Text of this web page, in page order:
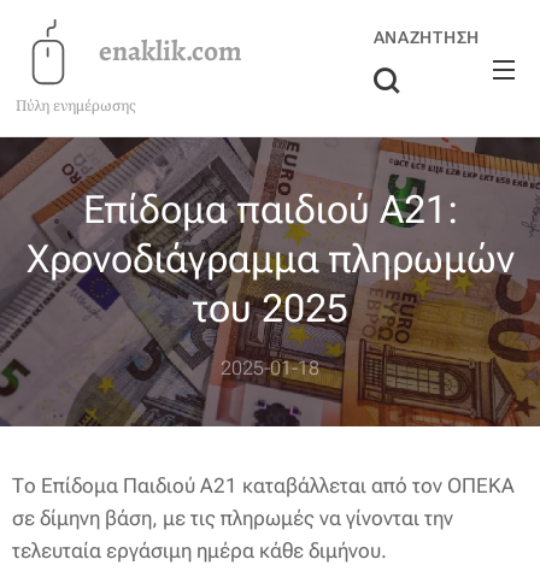
enaklik.com
Πύλη ενημέρωσης
ΑΝΑΖΉΤΗΣΗ
Επίδομα παιδιού Α21:
Χρονοδιάγραμμα πληρωμών
του 2025
2025-01-18
Το Επίδομα Παιδιού Α21 καταβάλλεται από τον ΟΠΕΚΑ
σε δίμηνη βάση, με τις πληρωμές να γίνονται την
τελευταία εργάσιμη ημέρα κάθε διμήνου.